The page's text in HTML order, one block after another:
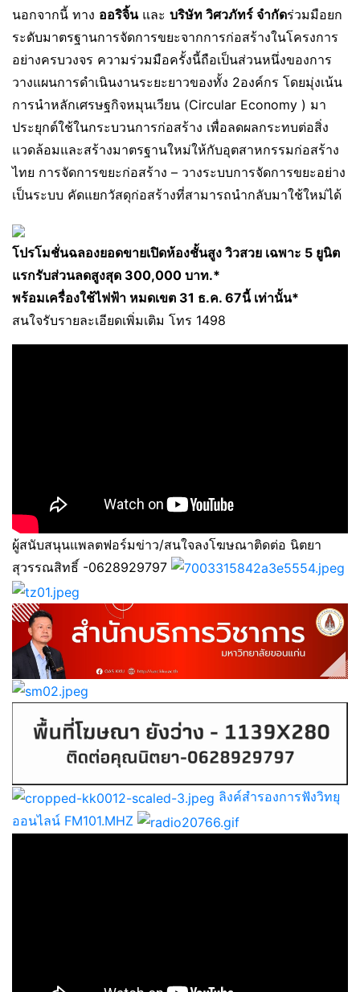
นอกจากนี้ ทาง ออริจิ้นและ บริษัท วิศวภัทร์ จำกัดร่วมมือยก
ระดับมาตรฐานการจัดการขยะจากการก่อสร้างในโครงการ
อย่างครบวงจร ความร่วมมือครั้งนี้ถือเป็นส่วนหนึ่งของการ
วางแผนการดำเนินงานระยะยาวของทั้ง 2องค์กร โดยมุ่งเน้น
การนำหลักเศรษฐกิจหมุนเวียน (Circular Economy ) มา
ประยุกต์ใช้ในกระบวนการก่อสร้าง เพื่อลดผลกระทบต่อสิ่ง
แวดล้อมและสร้างมาตรฐานใหม่ให้กับอุตสาหกรรมก่อสร้าง
ไทย การจัดการขยะก่อสร้าง – วางระบบการจัดการขยะอย่าง
เป็นระบบ คัดแยกวัสดุก่อสร้างที่สามารถนำกลับมาใช้ใหม่ได้
โปรโมชั่นฉลองยอดขายเปิดห้องชั้นสูง วิวสวย เฉพาะ 5 ยูนิต
แรกรับส่วนลดสูงสุด 300,000 บาท.*
พร้อมเครื่องใช้ไฟฟ้า หมดเขต 31 ธ.ค. 67นี้ เท่านั้น*
สนใจรับรายละเอียดเพิ่มเติม โทร 1498
ผู้สนับสนุนแพลตฟอร์มข่าว/สนใจลงโฆษณาติดต่อ นิตยา
สุวรรณสิทธิ์ -0628929797
ลิงค์สำรองการฟังวิทยุ
ออนไลน์ FM101.MHZ